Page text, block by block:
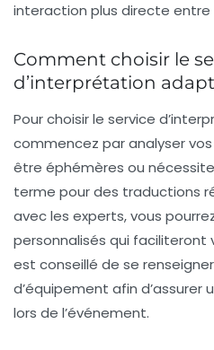
interaction plus directe entre
Comment choisir le
d’interprétation
Pour choisir le service d’
commencez par analyser
être éphémères ou
terme pour des traductions
avec les experts, vous
personnalisés qui faciliteront
est conseillé de se
d’équipement afin d’assurer
lors de l’événement.